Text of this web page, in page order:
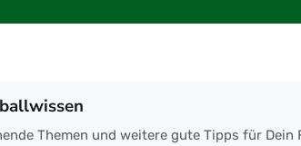
Themen und weitere gute Tipps für